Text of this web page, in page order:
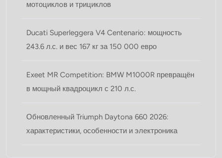
мотоциклoв и трициклов
Ducati Superleggera V4 Centenario: мощность
243.6 л.с. и вес 167 кг за 150 000 евро
Exeet MR Competition: BMW M1000R превращён
в мощный квадроцикл с 210 л.с.
Обновленный Triumph Daytona 660 2026:
характеристики, особенности и электроника